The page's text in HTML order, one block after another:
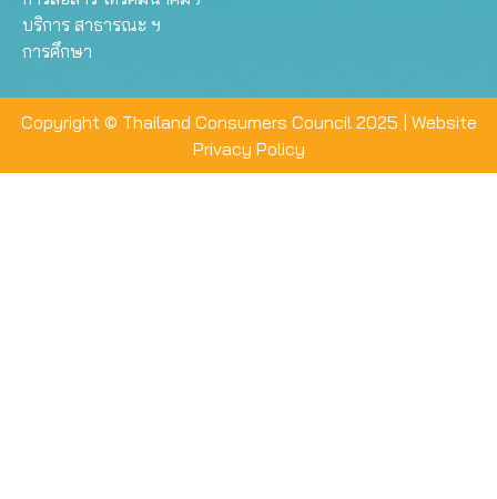
บริการ สาธารณะ ฯ
การศึกษา
Copyright © Thailand Consumers Council 2025 | Website
Privacy Policy